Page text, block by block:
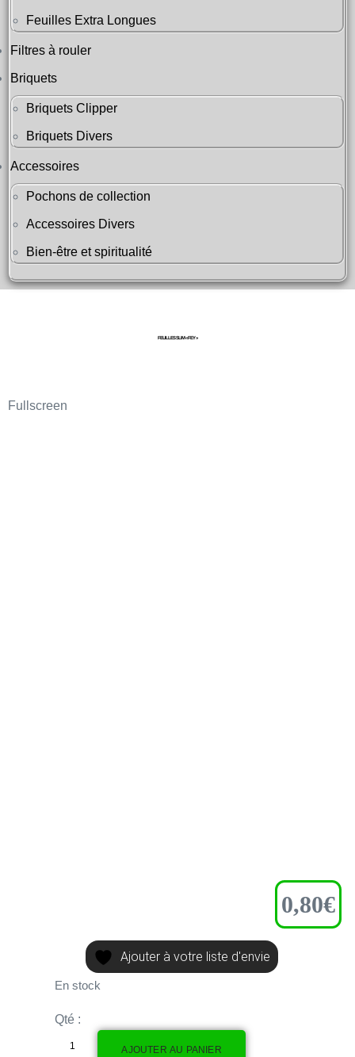
Feuilles Extra Longues
Filtres à rouler
Briquets
Briquets Clipper
Briquets Divers
Accessoires
Pochons de collection
Accessoires Divers
Bien-être et spiritualité
FEUILLES SLIM « FEY »
Fullscreen
0,80€
Ajouter à votre liste d'envie
En stock
Qté :
AJOUTER AU PANIER